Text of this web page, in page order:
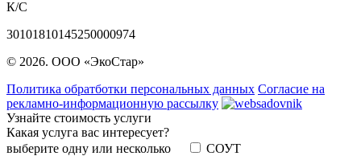
К/С
30101810145250000974
© 2026. ООО «ЭкоСтар»
Политика обратботки персональных данных Согласие на
рекламно-информационную рассылку
Узнайте стоимость услуги
Какая услуга вас интересует?
выберите одну или несколько
СОУТ